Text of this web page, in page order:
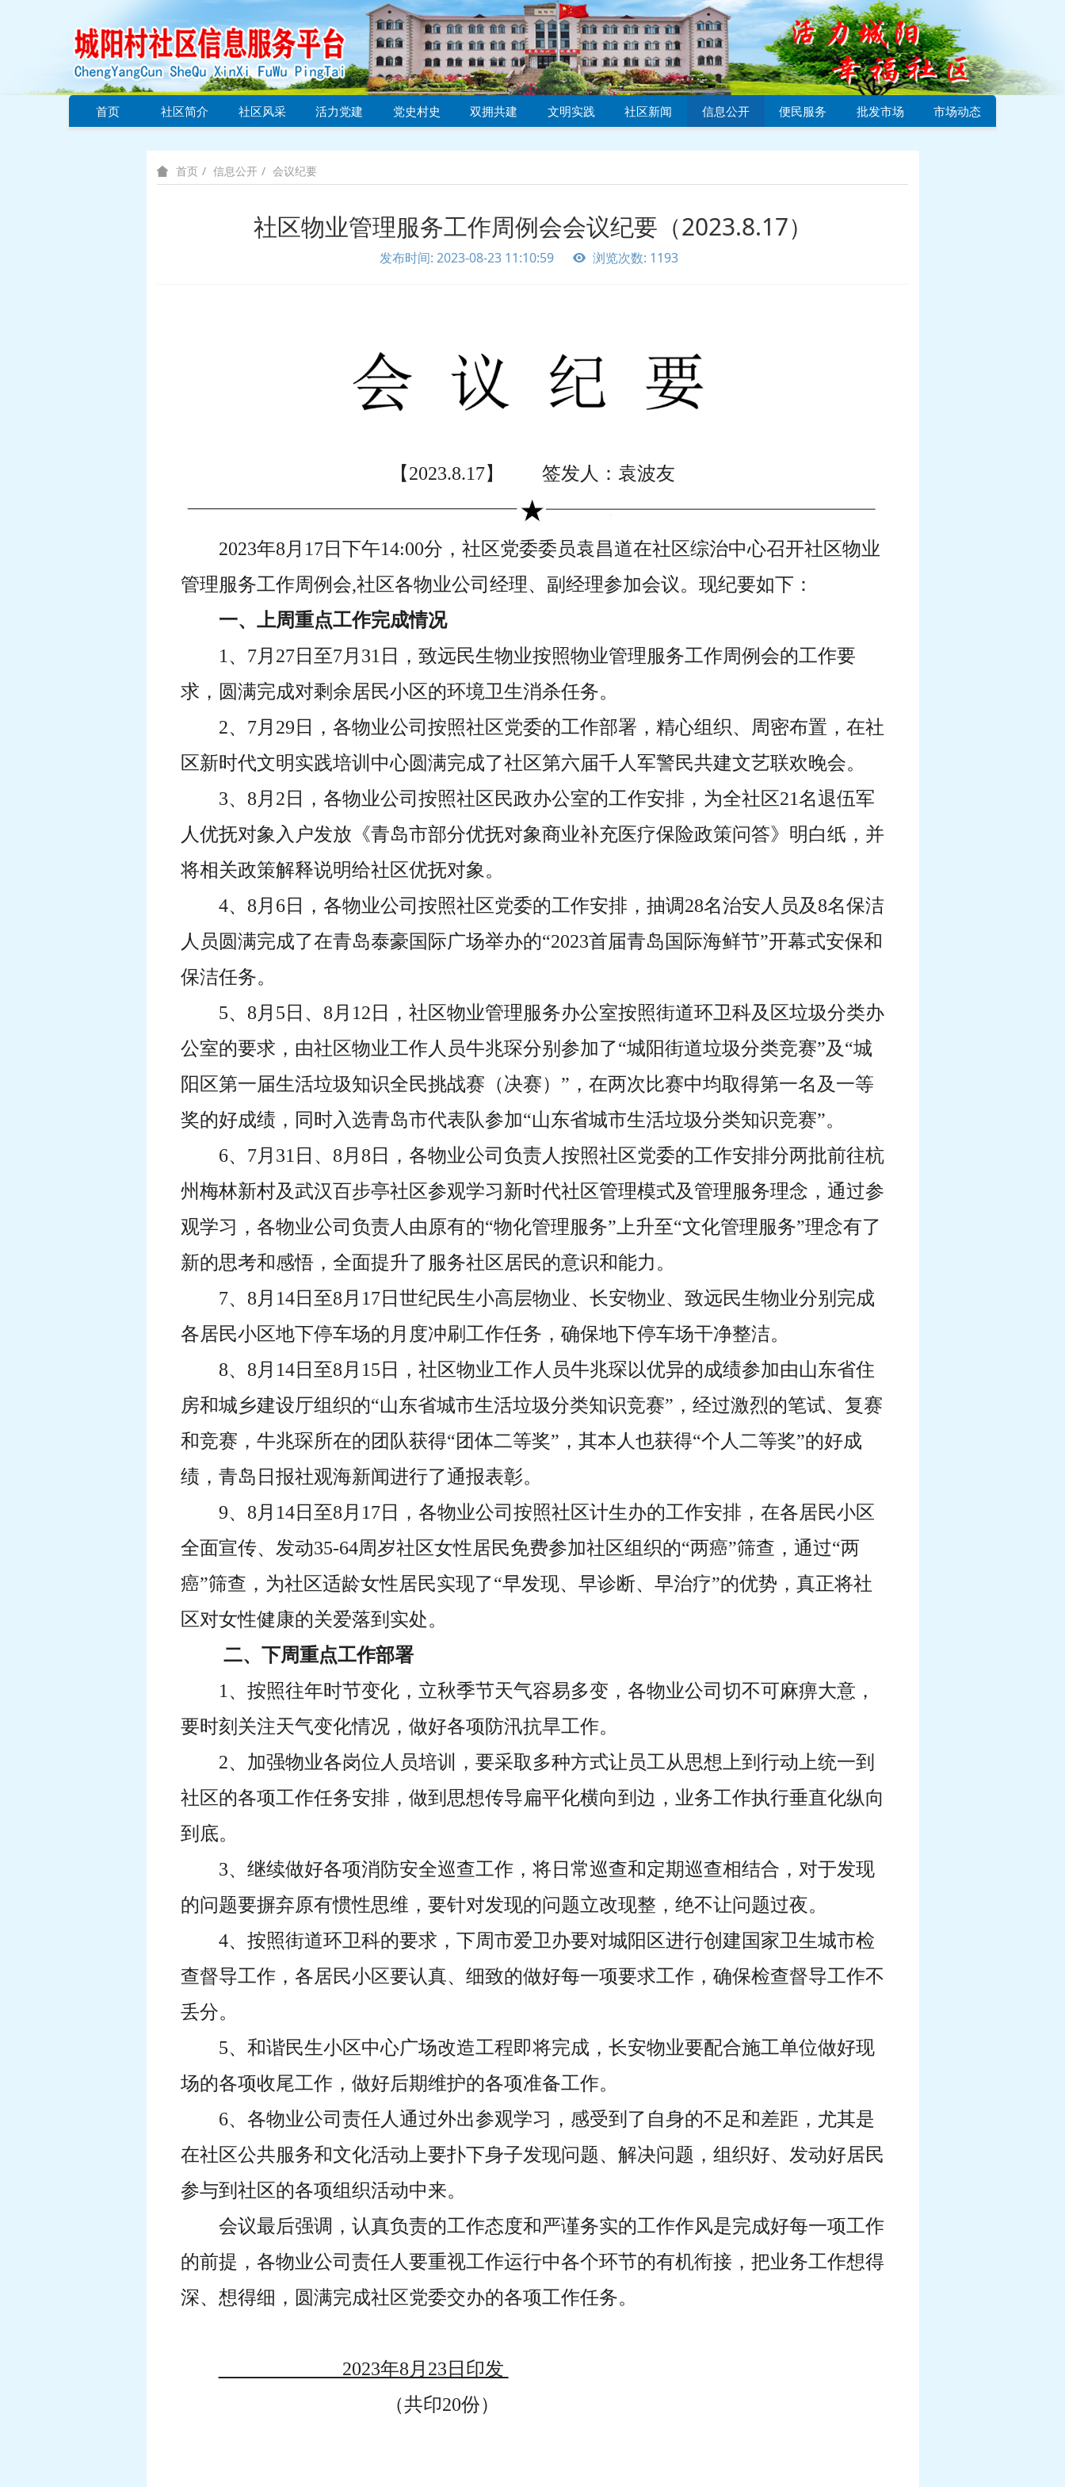
首页 社区简介 社区风采 活力党建 党史村史 双拥共建 文明实践 社区新闻 信息公开 便民服务 批发市场 市场动态
首页 信息公开 会议纪要
社区物业管理服务工作周例会会议纪要（2023.8.17）
发布时间: 2023-08-23 11:10:59 浏览次数: 1193
【2023.8.17】 签发人：袁波友
2023年8月17日下午14:00分，社区党委委员袁昌道在社区综治中心召开社区物业
管理服务工作周例会,社区各物业公司经理、副经理参加会议。现纪要如下：
一、上周重点工作完成情况
1、7月27日至7月31日，致远民生物业按照物业管理服务工作周例会的工作要
求，圆满完成对剩余居民小区的环境卫生消杀任务。
2、7月29日，各物业公司按照社区党委的工作部署，精心组织、周密布置，在社
区新时代文明实践培训中心圆满完成了社区第六届千人军警民共建文艺联欢晚会。
3、8月2日，各物业公司按照社区民政办公室的工作安排，为全社区21名退伍军
人优抚对象入户发放《青岛市部分优抚对象商业补充医疗保险政策问答》明白纸，并
将相关政策解释说明给社区优抚对象。
4、8月6日，各物业公司按照社区党委的工作安排，抽调28名治安人员及8名保洁
人员圆满完成了在青岛泰豪国际广场举办的“2023首届青岛国际海鲜节”开幕式安保和
保洁任务。
5、8月5日、8月12日，社区物业管理服务办公室按照街道环卫科及区垃圾分类办
公室的要求，由社区物业工作人员牛兆琛分别参加了“城阳街道垃圾分类竞赛”及“城
阳区第一届生活垃圾知识全民挑战赛（决赛）”，在两次比赛中均取得第一名及一等
奖的好成绩，同时入选青岛市代表队参加“山东省城市生活垃圾分类知识竞赛”。
6、7月31日、8月8日，各物业公司负责人按照社区党委的工作安排分两批前往杭
州梅林新村及武汉百步亭社区参观学习新时代社区管理模式及管理服务理念，通过参
观学习，各物业公司负责人由原有的“物化管理服务”上升至“文化管理服务”理念有了
新的思考和感悟，全面提升了服务社区居民的意识和能力。
7、8月14日至8月17日世纪民生小高层物业、长安物业、致远民生物业分别完成
各居民小区地下停车场的月度冲刷工作任务，确保地下停车场干净整洁。
8、8月14日至8月15日，社区物业工作人员牛兆琛以优异的成绩参加由山东省住
房和城乡建设厅组织的“山东省城市生活垃圾分类知识竞赛”，经过激烈的笔试、复赛
和竞赛，牛兆琛所在的团队获得“团体二等奖”，其本人也获得“个人二等奖”的好成
绩，青岛日报社观海新闻进行了通报表彰。
9、8月14日至8月17日，各物业公司按照社区计生办的工作安排，在各居民小区
全面宣传、发动35-64周岁社区女性居民免费参加社区组织的“两癌”筛查，通过“两
癌”筛查，为社区适龄女性居民实现了“早发现、早诊断、早治疗”的优势，真正将社
区对女性健康的关爱落到实处。
二、下周重点工作部署
1、按照往年时节变化，立秋季节天气容易多变，各物业公司切不可麻痹大意，
要时刻关注天气变化情况，做好各项防汛抗旱工作。
2、加强物业各岗位人员培训，要采取多种方式让员工从思想上到行动上统一到
社区的各项工作任务安排，做到思想传导扁平化横向到边，业务工作执行垂直化纵向
到底。
3、继续做好各项消防安全巡查工作，将日常巡查和定期巡查相结合，对于发现
的问题要摒弃原有惯性思维，要针对发现的问题立改现整，绝不让问题过夜。
4、按照街道环卫科的要求，下周市爱卫办要对城阳区进行创建国家卫生城市检
查督导工作，各居民小区要认真、细致的做好每一项要求工作，确保检查督导工作不
丢分。
5、和谐民生小区中心广场改造工程即将完成，长安物业要配合施工单位做好现
场的各项收尾工作，做好后期维护的各项准备工作。
6、各物业公司责任人通过外出参观学习，感受到了自身的不足和差距，尤其是
在社区公共服务和文化活动上要扑下身子发现问题、解决问题，组织好、发动好居民
参与到社区的各项组织活动中来。
会议最后强调，认真负责的工作态度和严谨务实的工作作风是完成好每一项工作
的前提，各物业公司责任人要重视工作运行中各个环节的有机衔接，把业务工作想得
深、想得细，圆满完成社区党委交办的各项工作任务。
2023年8月23日印发
（共印20份）